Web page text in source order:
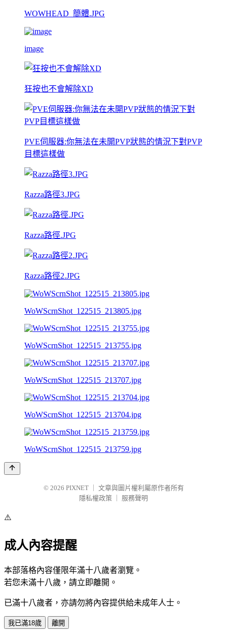
WOWHEAD_簡體.JPG
image
狂按也不會解除XD
PVE伺服器:你無法在未開PVP狀態的情況下對PVP
目標這樣做
Razza路徑3.JPG
Razza路徑.JPG
Razza路徑2.JPG
WoWScrnShot_122515_213805.jpg
WoWScrnShot_122515_213755.jpg
WoWScrnShot_122515_213707.jpg
WoWScrnShot_122515_213704.jpg
WoWScrnShot_122515_213759.jpg
© 2026 PIXNET
文章與圖片權利屬原作者所有
隱私權政策
服務聲明
⚠️
成人內容提醒
本部落格內容僅限年滿十八歲者瀏覽。
若您未滿十八歲，請立即離開。
已滿十八歲者，亦請勿將內容提供給未成年人士。
我已滿18歲 離開